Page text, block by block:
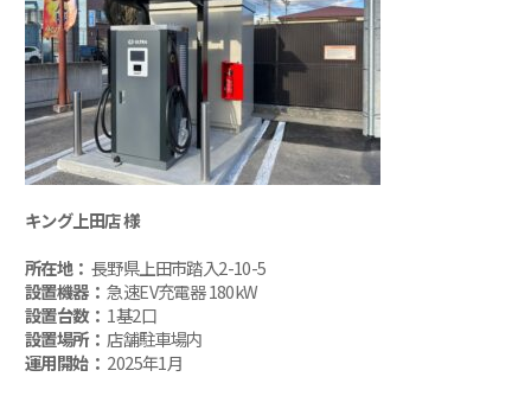
キング上田店 様
所在地： 長野県上田市踏入2-10-5
設置機器： 急速EV充電器 180kW
設置台数： 1基2口
設置場所： 店舗駐車場内
運用開始： 2025年1月